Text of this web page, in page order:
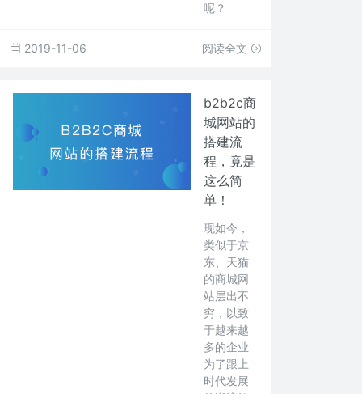
呢？
2019-11-06 阅读全文
b2b2c商
城网站的
搭建流
程，竟是
这么简
单！
现如今，
类似于京
东、天猫
的商城网
站层出不
穷，以致
于越来越
多的企业
为了跟上
时代发展